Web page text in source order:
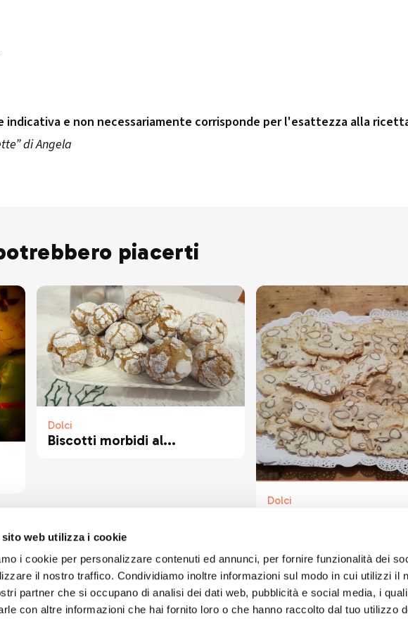
sito web utilizza i cookie
i cookie per personalizzare contenuti ed annunci, per fornire funzionalità dei
il nostro traffico. Condividiamo inoltre informazioni sul modo in cui utilizzi il
partner che si occupano di analisi dei dati web, pubblicità e social media, i
con altre informazioni che hai fornito loro o che hanno raccolto dal tuo utilizzo
indicativa e non necessariamente corrisponde per l'esattezza alla
di Angela
piacerti
Dolci
Biscotti morbidi al...
Dolci